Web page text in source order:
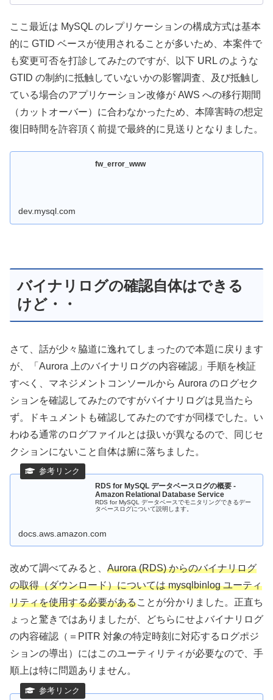
ここ最近は MySQL のレプリケーションの構成方式は基本
的に GTID ベースが使用されることが多いため、本案件で
も変更可否を打診してみたのですが、以下 URL のような
GTID の制約に抵触していないかの影響調査、及び抵触し
ている場合のアプリケーション改修が AWS への移行期間
（カットオーバー）に合わなかったため、本障害時の想定
復旧時間を許容頂く前提で最終的に見送りとなりました。
fw_error_www
dev.mysql.com
バイナリログの確認自体はできる
けど・・
さて、話が少々脇道に逸れてしまったので本題に戻ります
が、「Aurora 上のバイナリログの内容確認」手順を検証
すべく、マネジメントコンソールから Aurora のログセク
ションを確認してみたのですがバイナリログは見当たら
ず。ドキュメントも確認してみたのですが同様でした。い
わゆる通常のログファイルとは扱いが異なるので、同じセ
クションにないこと自体は腑に落ちました。
RDS for MySQL データベースログの概要 -
Amazon Relational Database Service
RDS for MySQL データベースでモニタリングできるデー
タベースログについて説明します。
docs.aws.amazon.com
改めて調べてみると、 Aurora (RDS) からのバイナリログ
の取得（ダウンロード）については mysqlbinlog ユーティ
リティを使用する必要があることが分かりました。正直ち
ょっと驚きではありましたが、どちらにせよバイナリログ
の内容確認（＝PITR 対象の特定時刻に対応するログポジ
ションの導出）にはこのユーティリティが必要なので、手
順上は特に問題ありません。